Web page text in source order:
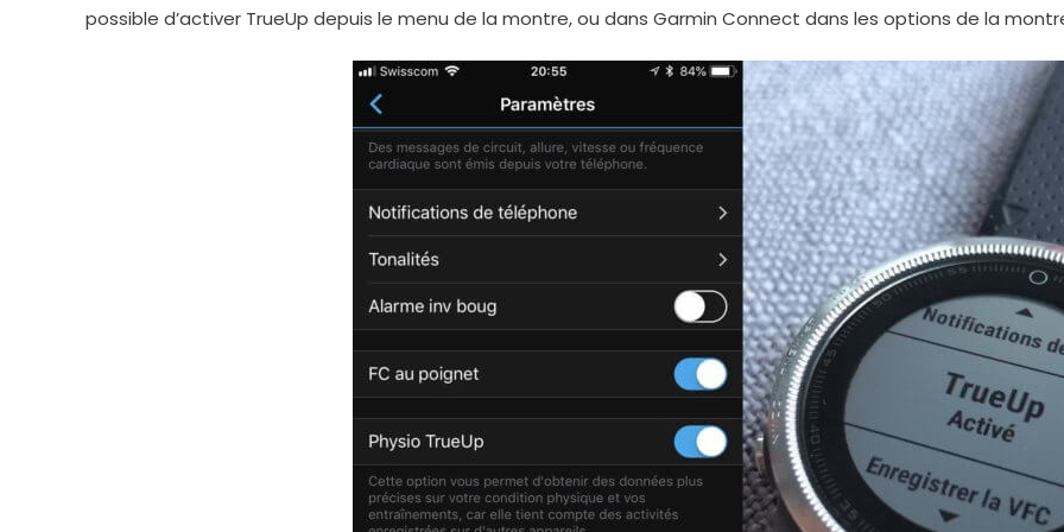
possible d’activer TrueUp depuis le menu de la montre, ou dans Garmin Connect dans les options de la